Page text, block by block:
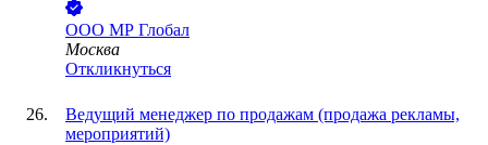
ООО МР Глобал
Москва
Откликнуться
Ведущий менеджер по продажам (продажа рекламы,
мероприятий)